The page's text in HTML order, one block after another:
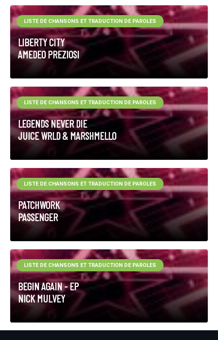
LIBERTY CITY
AMEDEO PREZIOSI
LISTE DE CHANSONS ET TRADUCTION DE PAROLES
LEGENDS NEVER DIE
JUICE WRLD & MARSHMELLO
LISTE DE CHANSONS ET TRADUCTION DE PAROLES
PATCHWORK
PASSENGER
LISTE DE CHANSONS ET TRADUCTION DE PAROLES
BEGIN AGAIN - EP
NICK MULVEY
LISTE DE CHANSONS ET TRADUCTION DE PAROLES